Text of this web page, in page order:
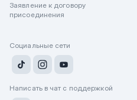
Заявление к договору
присоединения
Социальные сети
Написать в чат с поддержкой